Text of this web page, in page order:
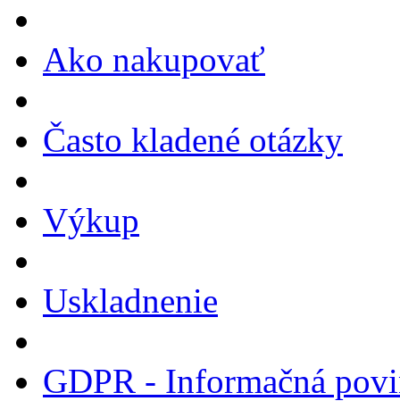
Ako nakupovať
Často kladené otázky
Výkup
Uskladnenie
GDPR - Informačná